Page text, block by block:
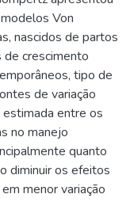
Von
nascidos de partos
crescimento
tipo de
de variação
entre os
no manejo
quanto
diminuir os efeitos
menor variação